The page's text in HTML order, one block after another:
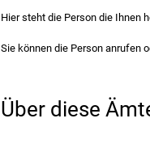
Hier steht die Person die Ihnen
Sie können die Person anrufen
Über diese